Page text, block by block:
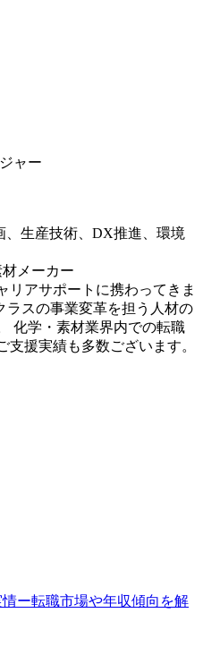
ャー
、生産技術、DX推進、環境
メーカー
リアサポートに携わってきま
ラスの事業変革を担う人材の
化学・素材業界内での転職
援実績も多数ございます。
ー転職市場や年収傾向を解